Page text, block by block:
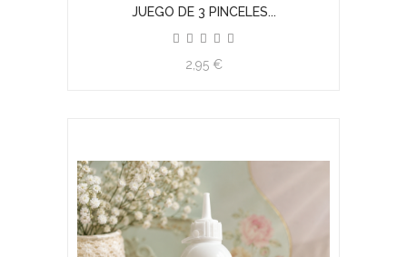
JUEGO DE 3 PINCELES...
2,95 €